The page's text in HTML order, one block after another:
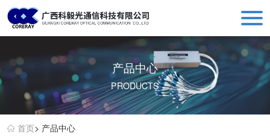
科毅光通信 - 光开关器件与设备生产销售厂商
产品中心
PRODUCTS
首页> 产品中心